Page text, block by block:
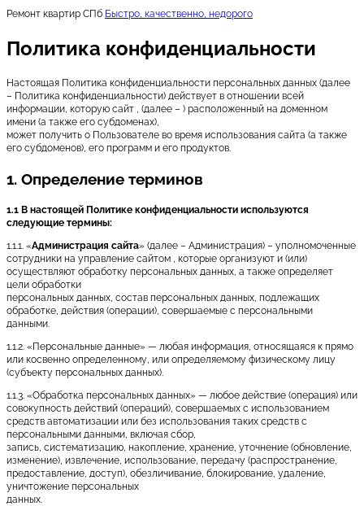
Ремонт квартир СПб Быстро, качественно, недорого
Политика конфиденциальности
Настоящая Политика конфиденциальности персональных данных (далее
– Политика конфиденциальности) действует в отношении всей
информации, которую сайт , (далее – ) расположенный на доменном
имени (а также его субдоменах),
может получить о Пользователе во время использования сайта (а также
его субдоменов), его программ и его продуктов.
1. Определение терминов
1.1 В настоящей Политике конфиденциальности используются
следующие термины:
1.1.1. «Администрация сайта» (далее – Администрация) – уполномоченные
сотрудники на управление сайтом , которые организуют и (или)
осуществляют обработку персональных данных, а также определяет
цели обработки
персональных данных, состав персональных данных, подлежащих
обработке, действия (операции), совершаемые с персональными
данными.
1.1.2. «Персональные данные» — любая информация, относящаяся к прямо
или косвенно определенному, или определяемому физическому лицу
(субъекту персональных данных).
1.1.3. «Обработка персональных данных» — любое действие (операция) или
совокупность действий (операций), совершаемых с использованием
средств автоматизации или без использования таких средств с
персональными данными, включая сбор,
запись, систематизацию, накопление, хранение, уточнение (обновление,
изменение), извлечение, использование, передачу (распространение,
предоставление, доступ), обезличивание, блокирование, удаление,
уничтожение персональных
данных.